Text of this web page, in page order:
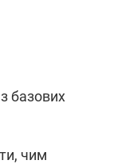
базових
чим